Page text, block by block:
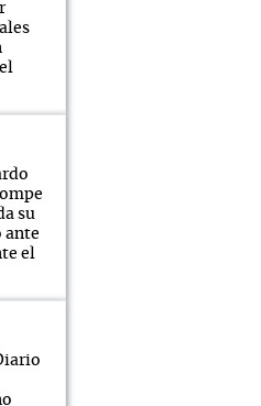
su
ante
el